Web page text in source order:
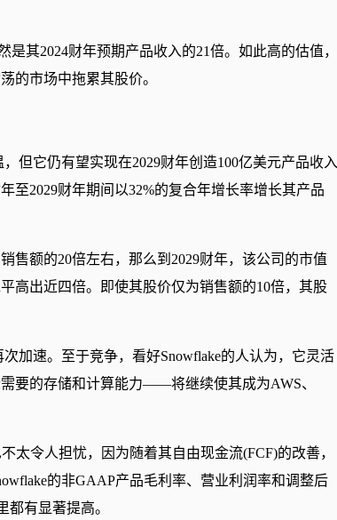
是其2024财年预期产品收入的21倍。如此高的估值，
的市场中拖累其股价。
但它仍有望实现在2029财年创造100亿美元产品收入
至2029财年期间以32%的复合年增长率增长其产品
售额的20倍左右，那么到2029财年，该公司的市值
出近四倍。即使其股价仅为销售额的10倍，其股
加速。至于竞争，看好Snowflake的人认为，它灵活
要的存储和计算能力——将继续使其成为AWS、
太令人担忧，因为随着其自由现金流(FCF)的改善，
的非GAAP产品毛利率、营业利润率和调整后
有显著提高。